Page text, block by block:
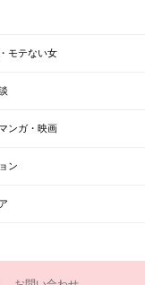
モテない女
ンガ・映画
ン